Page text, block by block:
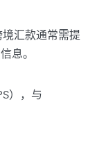
汇款通常需提
息。
），与